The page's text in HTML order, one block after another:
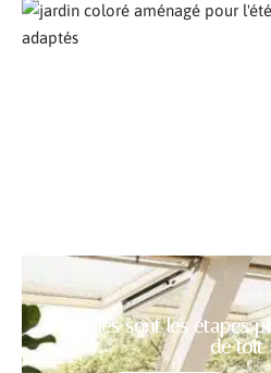
Quelles sont les étapes
de toit